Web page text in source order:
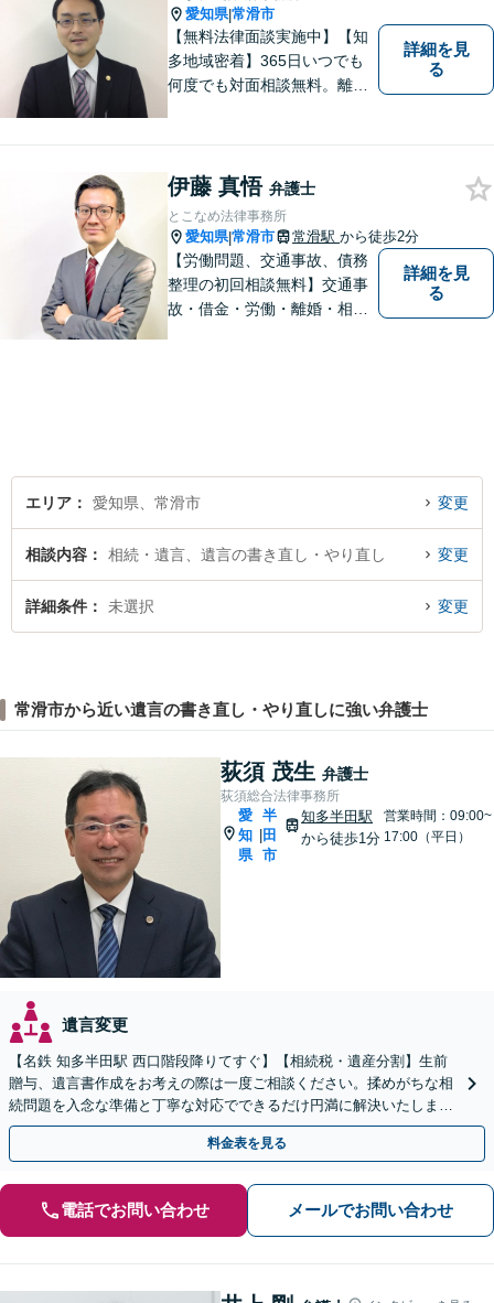
愛知県|常滑市
【無料法律面談実施中】【知
多地域密着】365日いつでも
何度でも対面相談無料。離
詳細を見
る
伊藤 真悟 弁護士
とこなめ法律事務所
愛知県|常滑市 常滑駅 から徒歩2分
【労働問題、交通事故、債務
整理の初回相談無料】交通事
故・借金・労働・離婚・相続
詳細を見
る
エリア 愛知県、常滑市 変更
相談内容 相続・遺言、遺言の書き直し・やり直し 変更
詳細条件 未選択 変更
常滑市から近い遺言の書き直し・やり直しに強い弁護士
荻須 茂生 弁護士
荻須総合法律事務所
愛
知
県
半
田
市
知多半田駅
から徒歩1分
営業時間：09:00~
17:00（平日）
遺言変更
【名鉄 知多半田駅 西口階段降りてすぐ】【相続税・遺産分割】生前
贈与、遺言書作成をお考えの際は一度ご相談ください。揉めがちな相
続問題を入念な準備と丁寧な対応でできるだけ円満に解決いたしま
す。他士業連携で手間も最小限に。【初回相談30分無料】
料金表を見る
電話でお問い合わせ メールでお問い合わせ